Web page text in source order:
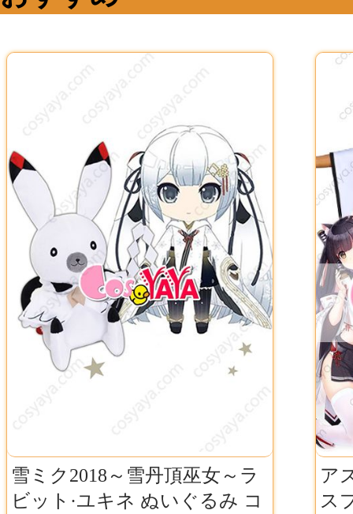
雪ミク2018～雪丹頂巫女～ラ
ビット·ユキネ ぬいぐるみ コ
ア
ス